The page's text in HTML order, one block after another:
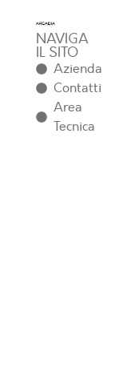
NAVIGA
IL SITO
Azienda
Contatti
Area
Tecnica